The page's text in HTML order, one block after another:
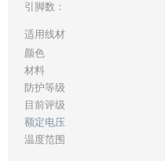
引脚数：
适用线材
颜色
材料
防护等级
目前评级
额定电压
温度范围